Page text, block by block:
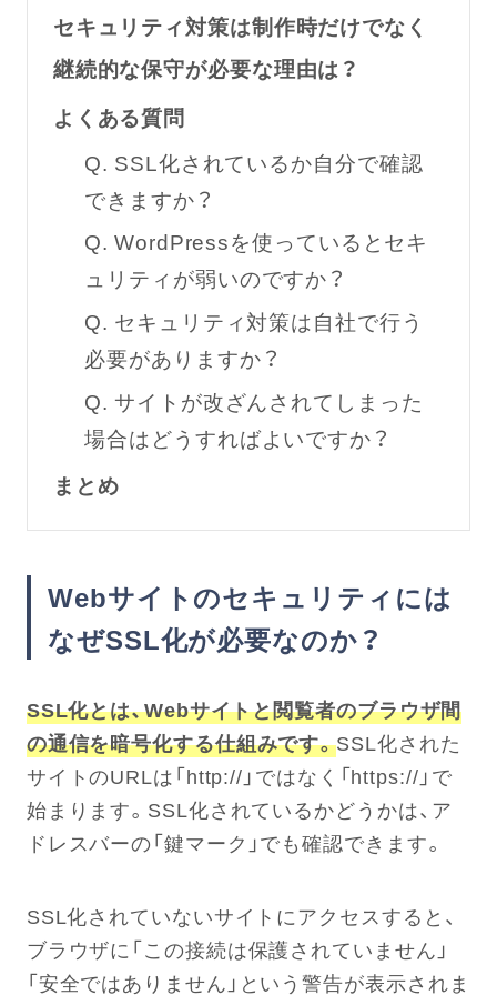
セキュリティ対策は制作時だけでなく
継続的な保守が必要な理由は？
よくある質問
Q. SSL化されているか自分で確認
できますか？
Q. WordPressを使っているとセキ
ュリティが弱いのですか？
Q. セキュリティ対策は自社で行う
必要がありますか？
Q. サイトが改ざんされてしまった
場合はどうすればよいですか？
まとめ
Webサイトのセキュリティには
なぜSSL化が必要なのか？
SSL化とは、Webサイトと閲覧者のブラウザ間
の通信を暗号化する仕組みです。SSL化された
サイトのURLは「http://」ではなく「https://」で
始まります。SSL化されているかどうかは、ア
ドレスバーの「鍵マーク」でも確認できます。
SSL化されていないサイトにアクセスすると、
ブラウザに「この接続は保護されていません」
「安全ではありません」という警告が表示されま